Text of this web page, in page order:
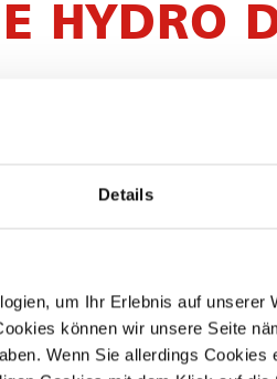
Details
um Ihr Erlebnis auf unserer
können wir unsere Seite
Wenn Sie allerdings
HYDRO
DE